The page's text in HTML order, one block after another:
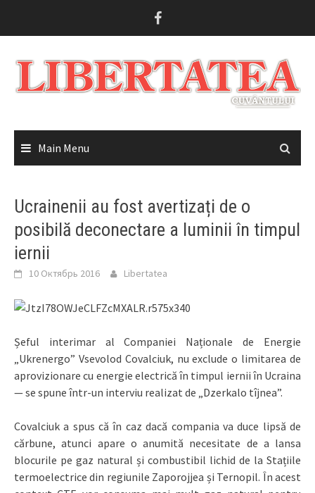
Main Menu
Ucrainenii au fost avertizați de o
posibilă deconectare a luminii în timpul
iernii
10 Октябрь 2016 Libertatea
Șeful interimar al Companiei Naționale de Energie
„Ukrenergo” Vsevolod Covalciuk, nu exclude o limitarea de
aprovizionare cu energie electrică în timpul iernii în Ucraina
— se spune într-un interviu realizat de „Dzerkalo tîjnea”.
Covalciuk a spus că în caz dacă compania va duce lipsă de
cărbune, atunci apare o anumită necesitate de a lansa
blocurile pe gaz natural și combustibil lichid de la Stațiile
termoelectrice din regiunile Zaporojjea și Ternopil. În acest